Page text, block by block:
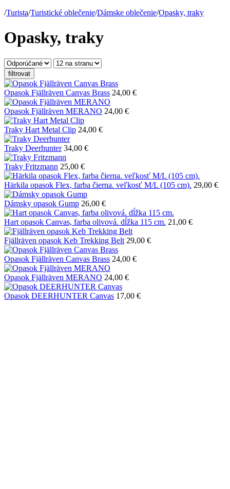
/Turista/Turistické oblečenie/Dámske oblečenie/Opasky, traky
Opasky, traky
filtrovat
Opasok Fjällräven Canvas Brass 24,00 €
Opasok Fjällräven MERANO 24,00 €
Traky Hart Metal Clip 24,00 €
Traky Deerhunter 34,00 €
Traky Fritzmann 25,00 €
Härkila opasok Flex, farba čierna. veľkosť M/L (105 cm). 29,00 €
Dámsky opasok Gump 26,00 €
Hart opasok Canvas, farba olivová. dĺžka 115 cm. 21,00 €
Fjällräven opasok Keb Trekking Belt 29,00 €
Opasok Fjällräven Canvas Brass 24,00 €
Opasok Fjällräven MERANO 24,00 €
Opasok DEERHUNTER Canvas 17,00 €